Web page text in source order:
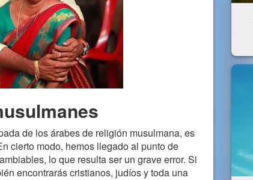
de los árabes de religión musulmana, es
cierto modo, hemos llegado al punto de
lo que resulta ser un grave error. Si
encontrarás cristianos, judíos y toda una